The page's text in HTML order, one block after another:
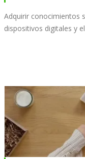
Adquirir conocimientos
dispositivos digitales y